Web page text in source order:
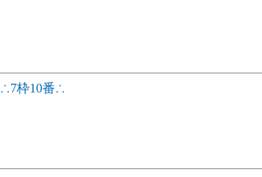
∴7枠10番∴